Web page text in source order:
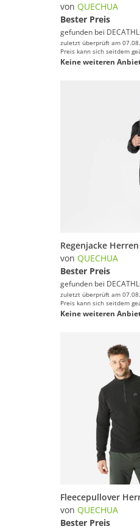
von QUECHUA
Bester Preis
gefunden bei
zuletzt überprüft am
Preis kann sich seitdem
Keine weiteren
von QUECHUA
Bester Preis
gefunden bei
zuletzt überprüft am
Preis kann sich seitdem
Keine weiteren
von QUECHUA
Bester Preis